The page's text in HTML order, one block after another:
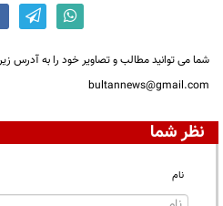
شما می توانید مطالب و تصاویر خود را به آدرس
bultannews@gmail.com
نظر شما
نام